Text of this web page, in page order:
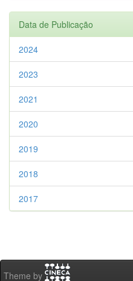
Data de Publicação
2024
2023
2021
2020
2019
2018
2017
Theme by